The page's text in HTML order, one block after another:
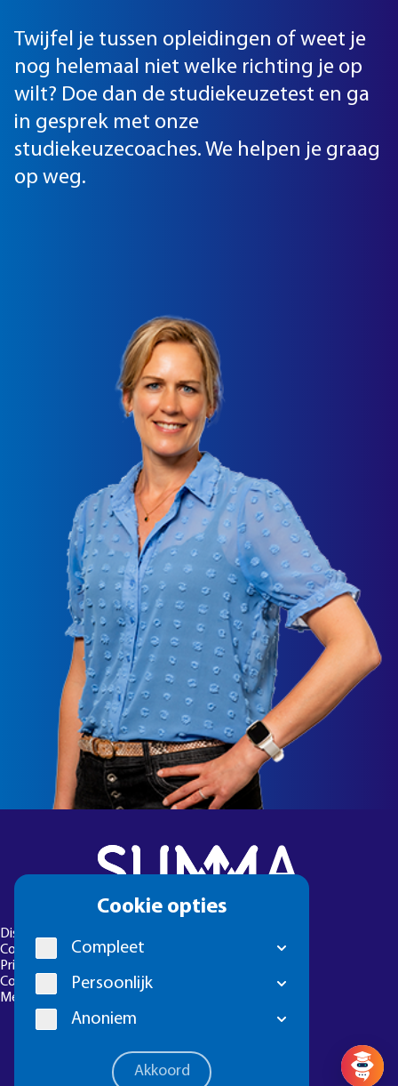
Cookie opties
Compleet
Persoonlijk
Anoniem
Akkoord
Twijfel je tussen opleidingen of weet je
nog helemaal niet welke richting je op
wilt? Doe dan de studiekeuzetest en ga
in gesprek met onze
studiekeuzecoaches. We helpen je graag
op weg.
Disclaimer
Colofon
Privacyverklaring
Cookie-instellingen
Meld een foutje